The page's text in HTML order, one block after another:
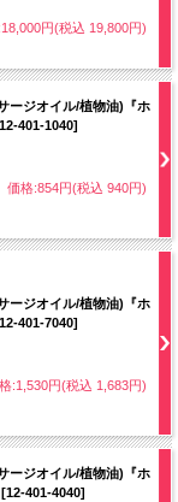
円(税込 19,800円)
ージオイル/植物油)『ホ
401-1040]
価格:854円(税込 940円)
ージオイル/植物油)『ホ
401-7040]
:1,530円(税込 1,683円)
ージオイル/植物油)『ホ
401-4040]